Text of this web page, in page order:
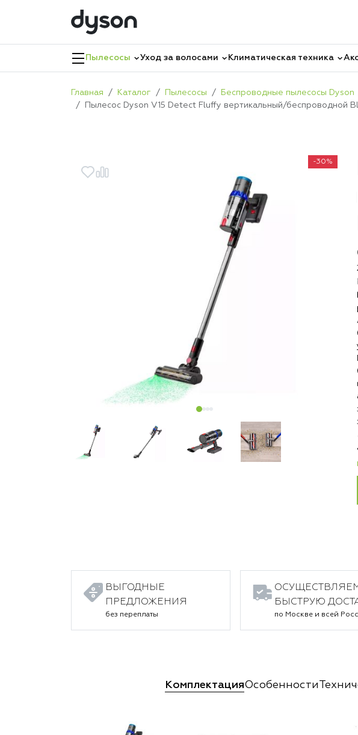
Пылесосы Уход за волосами Климатическая техника
Главная Каталог Пылесосы Беспроводные пылесосы Dyson
Пылесос Dyson V15 Detect Fluffy вертикальный/беспроводной
-30%
ВЫГОДНЫЕ
ПРЕДЛОЖЕНИЯ
без переплаты
БЫСТРУЮ
по Москве и всей
КомплектацияОсобенности